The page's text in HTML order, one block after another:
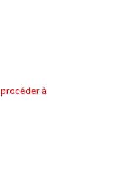
procéder à